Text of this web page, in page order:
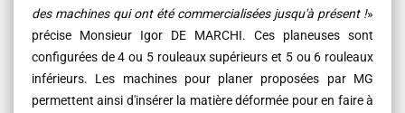
des machines qui ont été commercialisées jusqu'à présent !»
précise Monsieur Igor DE MARCHI. Ces planeuses sont
configurées de 4 ou 5 rouleaux supérieurs et 5 ou 6 rouleaux
inférieurs. Les machines pour planer proposées par MG
permettent ainsi d'insérer la matière déformée pour en faire à